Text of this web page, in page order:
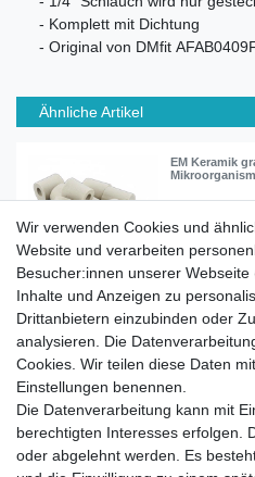
- Komplett mit Dichtung
- Original von DMfit
Ähnliche Artikel
EM Keramik
10,90 € *
0.1 Kilogramm
*inkl. ges.
Impressum
Wir verwenden Cookies und
Website und verarbeiten
Besucher:innen unserer Webseite
Inhalte und Anzeigen zu
Drittanbietern einzubinden oder
analysieren. Die
Cookies. Wir teilen diese Daten
Einstellungen benennen.
Die Datenverarbeitung kann mit
berechtigten Interesses erfolgen.
oder abgelehnt werden. Es